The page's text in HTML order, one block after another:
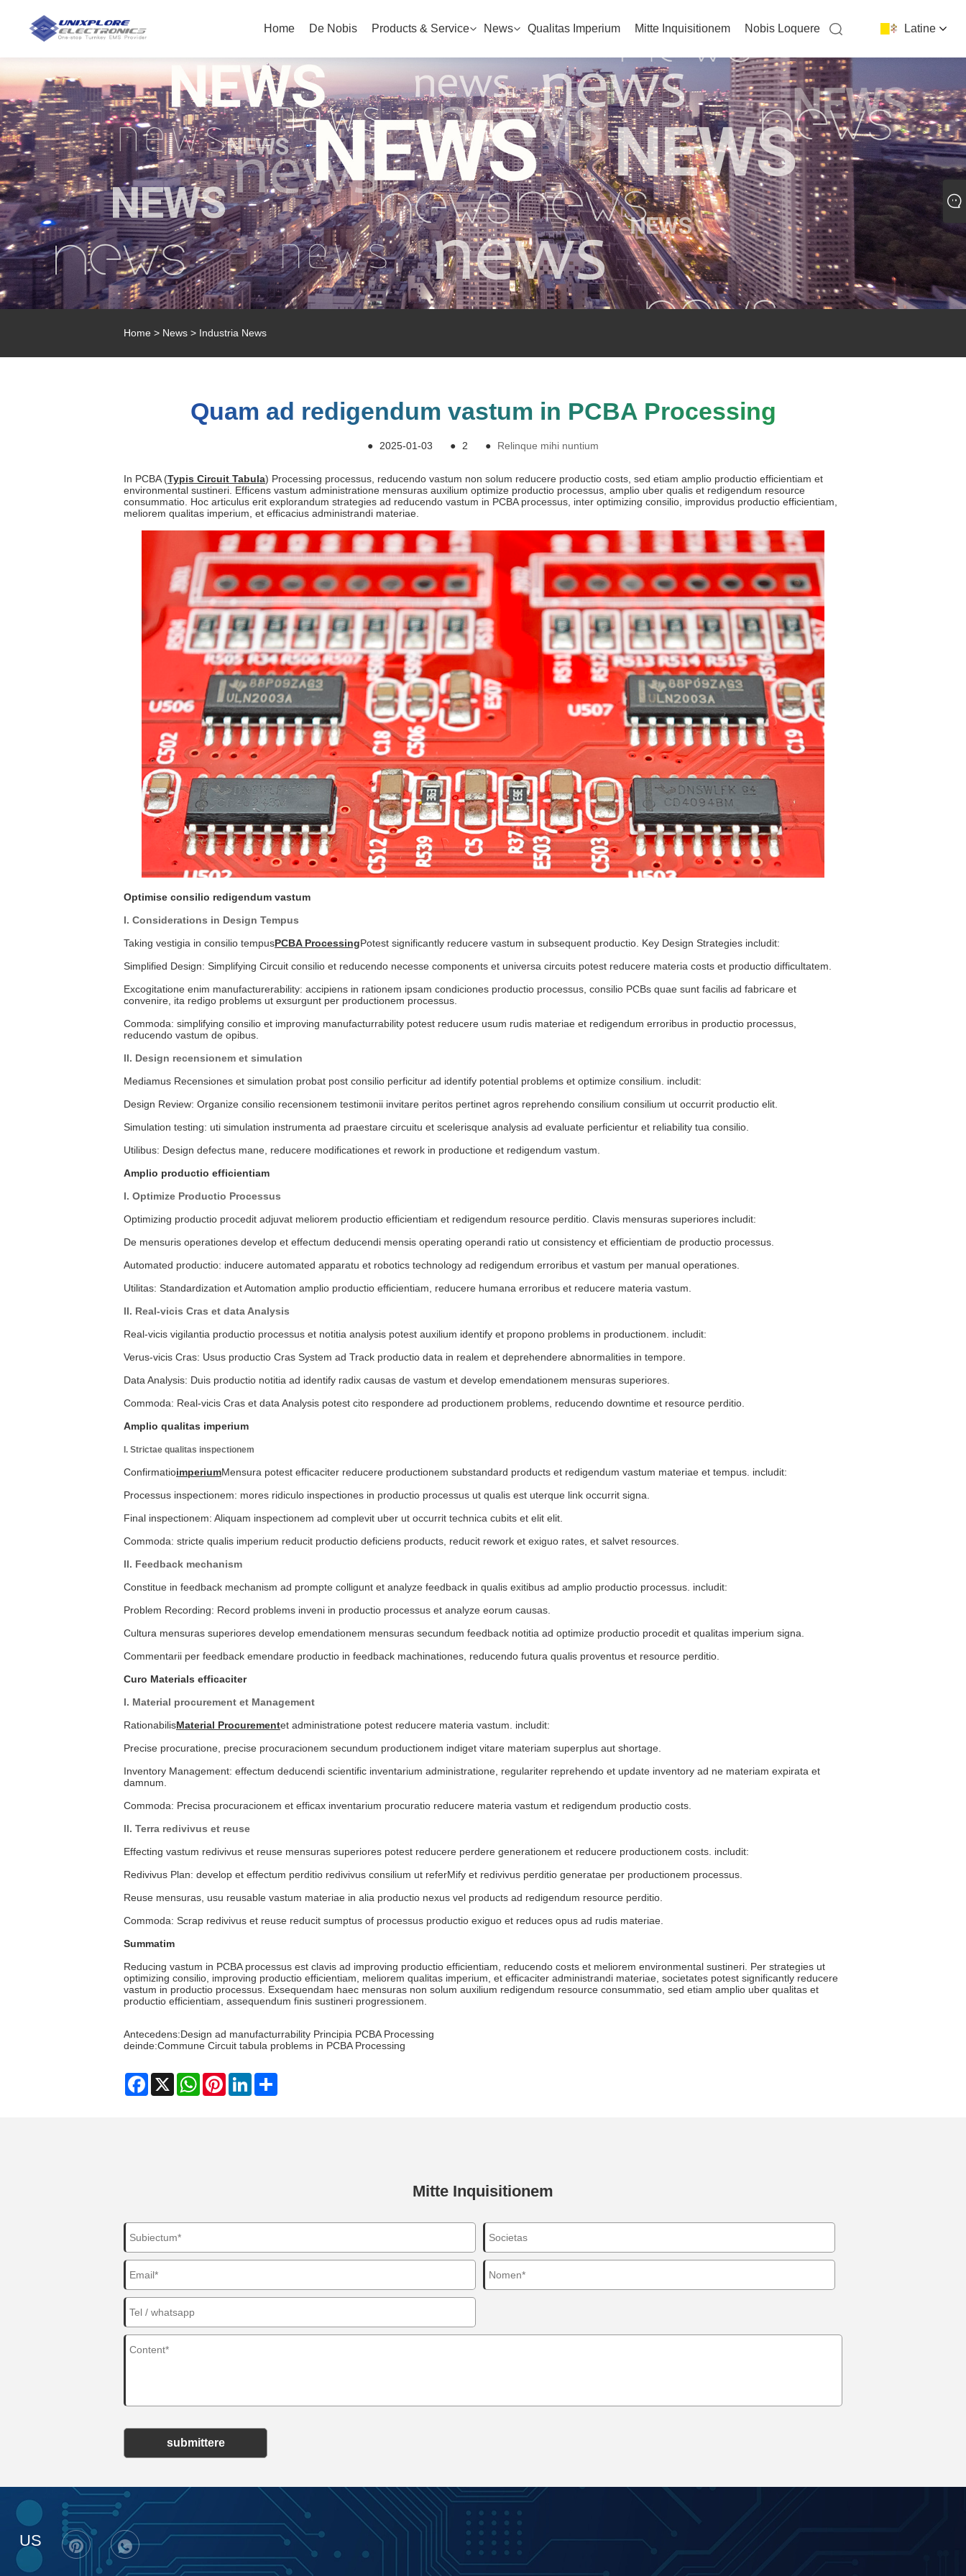
Latine
Home De Nobis Products & Service News Qualitas Imperium Mitte Inquisitionem Nobis Loquere
Home > News > Industria News
Quam ad redigendum vastum in PCBA Processing
● 2025-01-03 ● 2 ● Relinque mihi nuntium
In PCBA (Typis Circuit Tabula) Processing processus, reducendo vastum non solum reducere productio costs, sed etiam amplio productio efficientiam et
environmental sustineri. Efficens vastum administratione mensuras auxilium optimize productio processus, amplio uber qualis et redigendum resource
consummatio. Hoc articulus erit explorandum strategies ad reducendo vastum in PCBA processus, inter optimizing consilio, improvidus productio efficientiam,
meliorem qualitas imperium, et efficacius administrandi materiae.
Optimise consilio redigendum vastum
I. Considerations in Design Tempus
Taking vestigia in consilio tempusPCBA ProcessingPotest significantly reducere vastum in subsequent productio. Key Design Strategies includit:
Simplified Design: Simplifying Circuit consilio et reducendo necesse components et universa circuits potest reducere materia costs et productio difficultatem.
Excogitatione enim manufacturerability: accipiens in rationem ipsam condiciones productio processus, consilio PCBs quae sunt facilis ad fabricare et
convenire, ita redigo problems ut exsurgunt per productionem processus.
Commoda: simplifying consilio et improving manufacturrability potest reducere usum rudis materiae et redigendum erroribus in productio processus,
reducendo vastum de opibus.
II. Design recensionem et simulation
Mediamus Recensiones et simulation probat post consilio perficitur ad identify potential problems et optimize consilium. includit:
Design Review: Organize consilio recensionem testimonii invitare peritos pertinet agros reprehendo consilium consilium ut occurrit productio elit.
Simulation testing: uti simulation instrumenta ad praestare circuitu et scelerisque analysis ad evaluate perficientur et reliability tua consilio.
Utilibus: Design defectus mane, reducere modificationes et rework in productione et redigendum vastum.
Amplio productio efficientiam
I. Optimize Productio Processus
Optimizing productio procedit adjuvat meliorem productio efficientiam et redigendum resource perditio. Clavis mensuras superiores includit:
De mensuris operationes develop et effectum deducendi mensis operating operandi ratio ut consistency et efficientiam de productio processus.
Automated productio: inducere automated apparatu et robotics technology ad redigendum erroribus et vastum per manual operationes.
Utilitas: Standardization et Automation amplio productio efficientiam, reducere humana erroribus et reducere materia vastum.
II. Real-vicis Cras et data Analysis
Real-vicis vigilantia productio processus et notitia analysis potest auxilium identify et propono problems in productionem. includit:
Verus-vicis Cras: Usus productio Cras System ad Track productio data in realem et deprehendere abnormalities in tempore.
Data Analysis: Duis productio notitia ad identify radix causas de vastum et develop emendationem mensuras superiores.
Commoda: Real-vicis Cras et data Analysis potest cito respondere ad productionem problems, reducendo downtime et resource perditio.
Amplio qualitas imperium
I. Strictae qualitas inspectionem
ConfirmatioimperiumMensura potest efficaciter reducere productionem substandard products et redigendum vastum materiae et tempus. includit:
Processus inspectionem: mores ridiculo inspectiones in productio processus ut qualis est uterque link occurrit signa.
Final inspectionem: Aliquam inspectionem ad complevit uber ut occurrit technica cubits et elit elit.
Commoda: stricte qualis imperium reducit productio deficiens products, reducit rework et exiguo rates, et salvet resources.
II. Feedback mechanism
Constitue in feedback mechanism ad prompte colligunt et analyze feedback in qualis exitibus ad amplio productio processus. includit:
Problem Recording: Record problems inveni in productio processus et analyze eorum causas.
Cultura mensuras superiores develop emendationem mensuras secundum feedback notitia ad optimize productio procedit et qualitas imperium signa.
Commentarii per feedback emendare productio in feedback machinationes, reducendo futura qualis proventus et resource perditio.
Curo Materials efficaciter
I. Material procurement et Management
RationabilisMaterial Procurementet administratione potest reducere materia vastum. includit:
Precise procuratione, precise procuracionem secundum productionem indiget vitare materiam superplus aut shortage.
Inventory Management: effectum deducendi scientific inventarium administratione, regulariter reprehendo et update inventory ad ne materiam expirata et
damnum.
Commoda: Precisa procuracionem et efficax inventarium procuratio reducere materia vastum et redigendum productio costs.
II. Terra redivivus et reuse
Effecting vastum redivivus et reuse mensuras superiores potest reducere perdere generationem et reducere productionem costs. includit:
Redivivus Plan: develop et effectum perditio redivivus consilium ut referMify et redivivus perditio generatae per productionem processus.
Reuse mensuras, usu reusable vastum materiae in alia productio nexus vel products ad redigendum resource perditio.
Commoda: Scrap redivivus et reuse reducit sumptus of processus productio exiguo et reduces opus ad rudis materiae.
Summatim
Reducing vastum in PCBA processus est clavis ad improving productio efficientiam, reducendo costs et meliorem environmental sustineri. Per strategies ut
optimizing consilio, improving productio efficientiam, meliorem qualitas imperium, et efficaciter administrandi materiae, societates potest significantly reducere
vastum in productio processus. Exsequendam haec mensuras non solum auxilium redigendum resource consummatio, sed etiam amplio uber qualitas et
productio efficientiam, assequendum finis sustineri progressionem.
Antecedens:Design ad manufacturrability Principia PCBA Processing
deinde:Commune Circuit tabula problems in PCBA Processing
Facebook
X WhatsAppPinterestLinkedIn
Mitte Inquisitionem
submittere
US